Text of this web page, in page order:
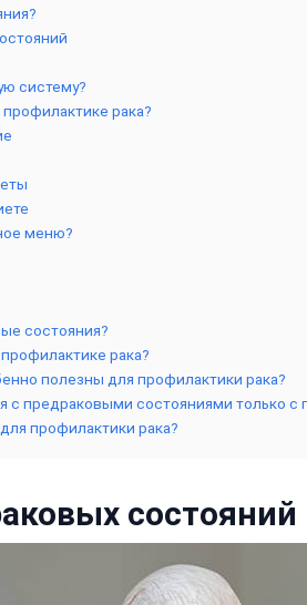
систему?
рака?
меню?
состояния?
рака?
полезны для профилактики рака?
с предраковыми состояниями только
профилактики рака?
состояний